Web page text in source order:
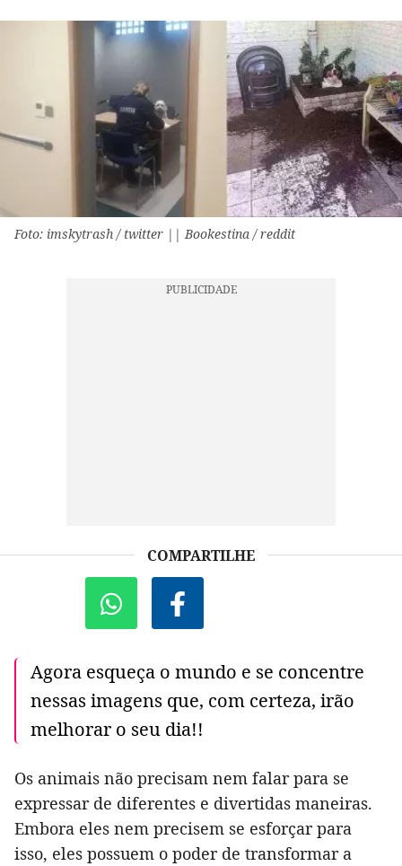
Foto: imskytrash / twitter || Bookestina / reddit
COMPARTILHE
Agora esqueça o mundo e se concentre
nessas imagens que, com certeza, irão
melhorar o seu dia!!
Os animais não precisam nem falar para se
expressar de diferentes e divertidas maneiras.
Embora eles nem precisem se esforçar para
isso, eles possuem o poder de transformar a